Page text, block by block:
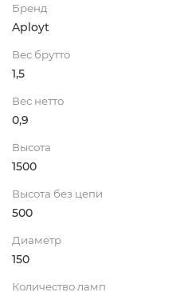
Бренд
Aployt
Вес брутто
1,5
Вес нетто
0,9
Высота
1500
Высота без цепи
500
Диаметр
150
Количество ламп